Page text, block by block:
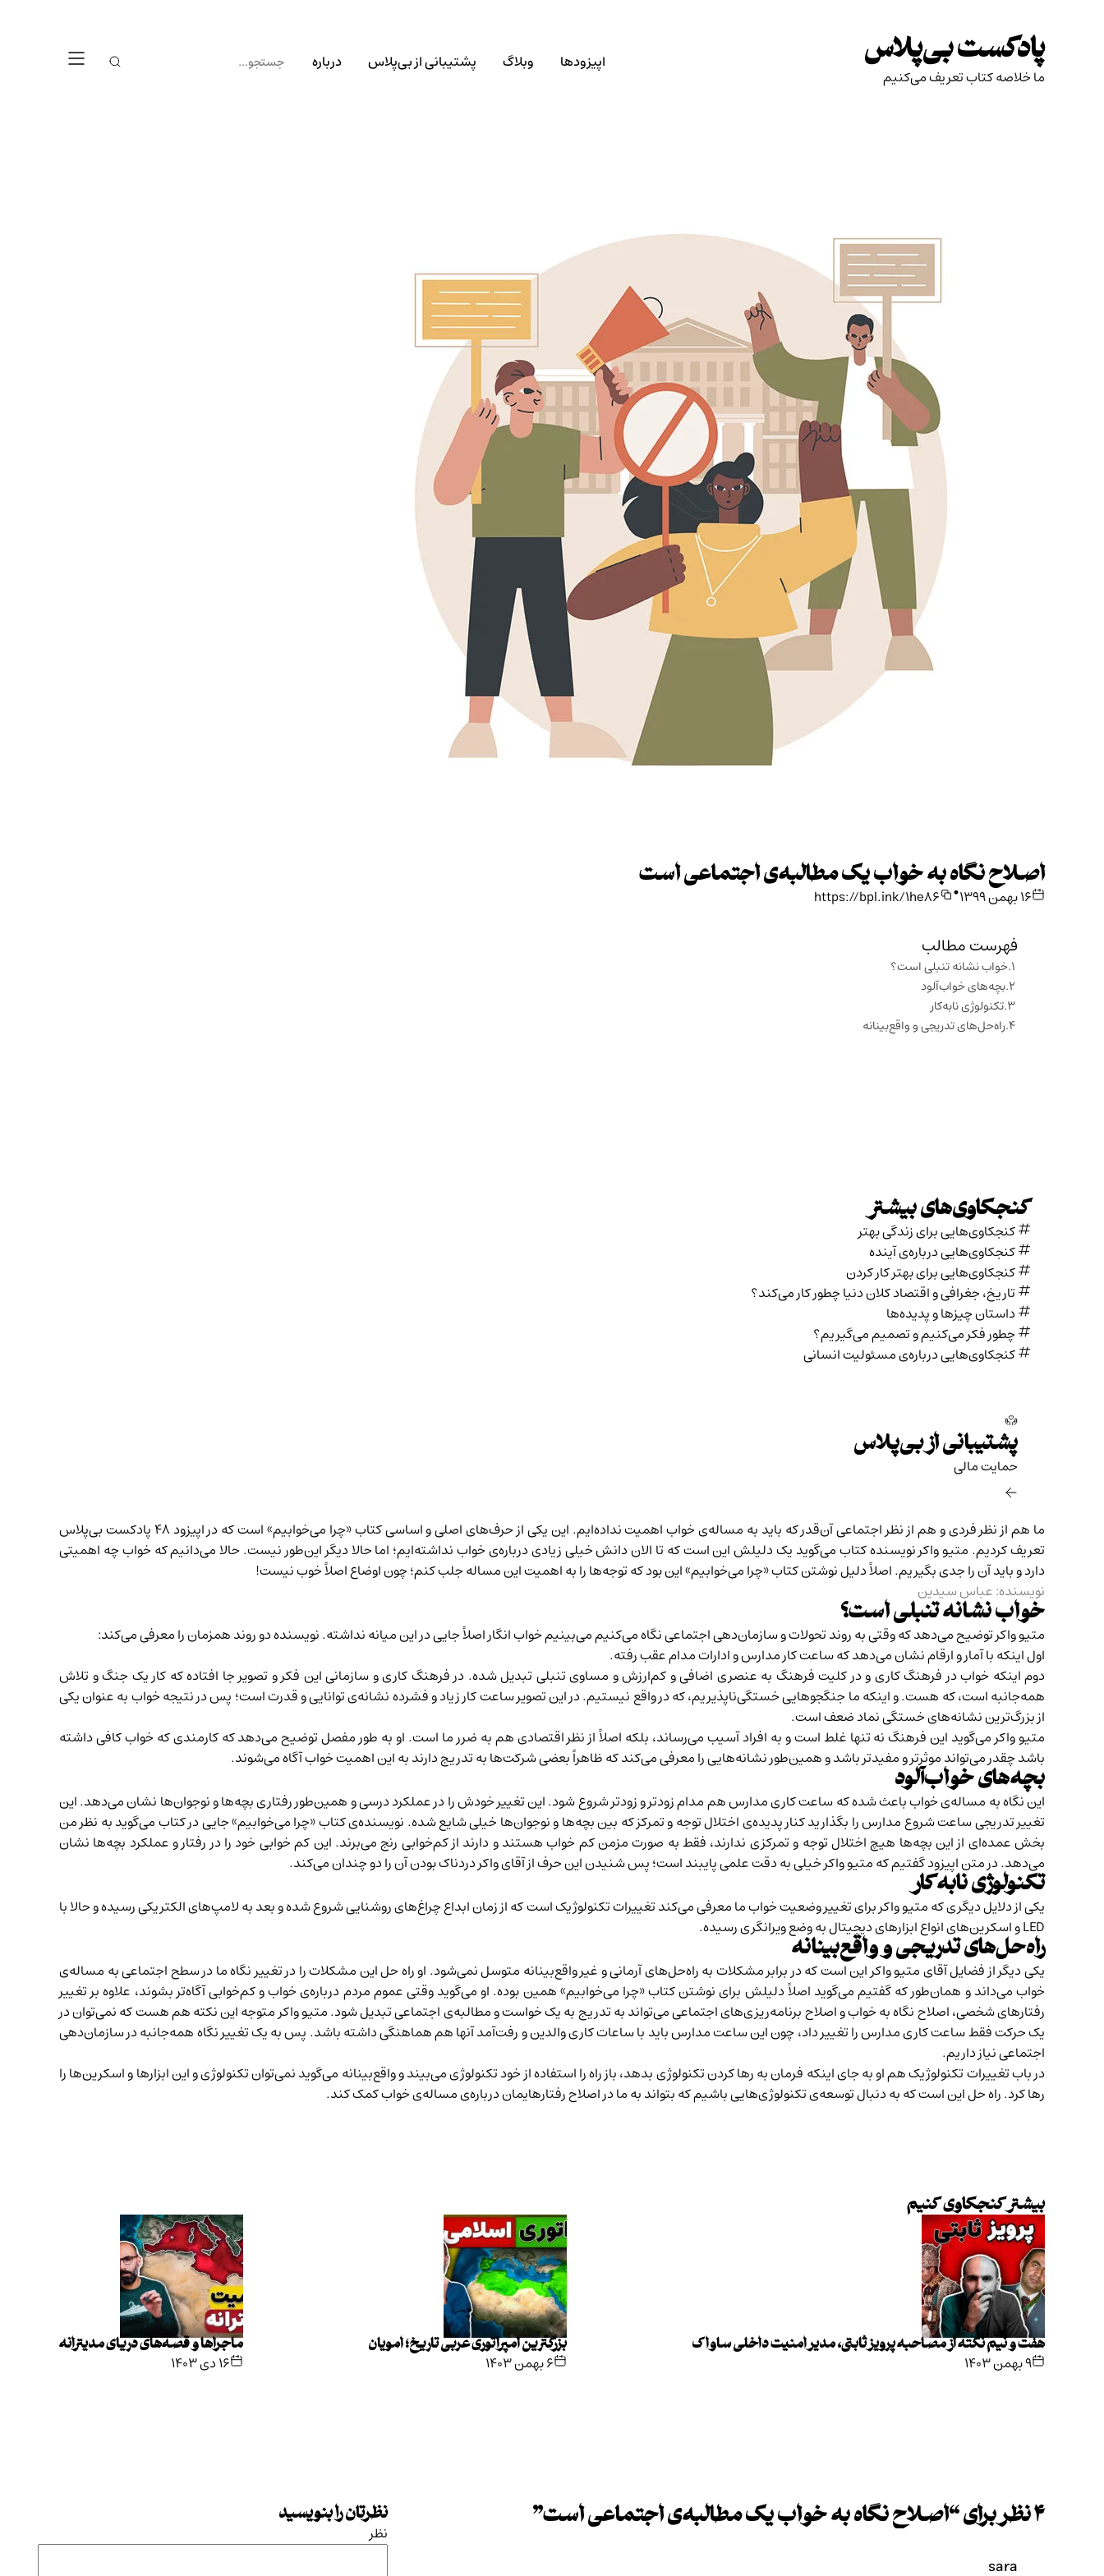
to
content
پادکست بی‌پلاس
ما خلاصه کتاب تعریف می‌کنیم
اپیزودها وبلاگ پشتیبانی از بی‌پلاس درباره
اصلاح نگاه به خواب یک مطالبه‌ی اجتماعی است
۱۶ بهمن ۱۳۹۹ •
https://bpl.ink/1he86
فهرست مطالب
خواب نشانه تنبلی است؟
بچه‌های خواب‌آلود
تکنولوژی نابه‌کار
راه‌حل‌های تدریجی و واقع‌بینانه
کنجکاوی‌های بیشتر
کنجکاوی‌هایی برای زندگی بهتر
کنجکاوی‌هایی درباره‌ی آينده
کنجکاوی‌هایی برای بهتر کار کردن
تاریخ،‌ جغرافی و اقتصاد کلان دنیا چطور کار می‌کند؟
داستان چیزها و پدیده‌ها
چطور فکر می‌کنیم و تصمیم می‌گیریم؟
کنجکاوی‌هایی درباره‌ی مسئولیت انسانی
پشتیبانی از بی‌پلاس
حمایت مالی‌
ما هم از نظر فردی و هم از نظر اجتماعی آن‌قدر که باید به مساله‌ی خواب اهمیت نداده‌ایم. این یکی از حرف‌های اصلی و اساسی کتاب «چرا می‌خوابیم» است که دراپیزود ۴۸
پادکست بی‌پلاس
تعریف کردیم. متیو واکر نویسنده کتاب می‌گوید یک دلیلش این است که تا الان دانش خیلی زیادی درباره‌ی خواب نداشته‌ایم؛ اما حالا دیگر این‌طور نیست. حالا می‌دانیم که خواب چه اهمیتی
دارد و باید آن را جدی بگیریم. اصلاً دلیل نوشتن کتاب «چرا می‌خوابیم» این بود که توجه‌ها را به اهمیت این مساله جلب کنم؛ چون اوضاع اصلاً خوب نیست!
نویسنده: عباس سیدین
خواب نشانه تنبلی است؟
متیو واکر توضیح می‌دهد که وقتی به روند تحولات و سازمان‌دهی اجتماعی نگاه می‌کنیم می‌بینیم خواب انگار اصلاً جایی در این میانه نداشته. نویسنده دو روند همزمان را معرفی می‌کند:
اول اینکه با آمار و ارقام نشان می‌دهد که ساعت کار مدارس و ادارات مدام عقب رفته.
دوم اینکه خواب در فرهنگ کاری و در کلیت فرهنگ به عنصری اضافی و کم‌ارزش و مساوی تنبلی تبدیل شده. در فرهنگ کاری و سازمانی این فکر و تصویر جا افتاده که کار یک جنگ و تلاش
همه‌جانبه است، که هست. و اینکه ما جنگجوهایی خستگی‌ناپذیریم، که در واقع نیستیم. در این تصویر ساعت کار زیاد و فشرده نشانه‌ی توانایی و قدرت است؛ پس در نتیجه خواب به عنوان یکی
از بزرگ‌ترین نشانه‌های خستگی نماد ضعف است.
متیو واکر می‌گوید این فرهنگ نه تنها غلط است و به افراد آسیب می‌رساند، بلکه اصلاً از نظر اقتصادی هم به ضرر ما است. او به طور مفصل توضیح می‌دهد که کارمندی که خواب کافی داشته
باشد چقدر می‌تواند موثرتر و مفیدتر باشد و همین‌طور نشانه‌هایی را معرفی می‌کند که ظاهراً بعضی شرکت‌ها به تدریج دارند به این اهمیت خواب آگاه می‌شوند.
بچه‌های خواب‌آلود
این نگاه به مساله‌ی خواب باعث شده که ساعت کاری مدارس هم مدام زودتر و زودتر شروع شود. این تغییر خودش را در عملکرد درسی و همین‌طور رفتاری بچه‌ها و نوجوان‌ها نشان می‌دهد. این
تغییر تدریجی ساعت شروع مدارس را بگذارید کنار پدیده‌ی اختلال توجه و تمرکز که بین بچه‌ها و نوجوان‌ها خیلی شایع شده. نویسنده‌ی کتاب «چرا می‌خوابیم» جایی در کتاب می‌گوید به نظر من
بخش عمده‌ای از این بچه‌ها هیچ اختلال توجه و تمرکزی ندارند، فقط به صورت مزمن کم خواب هستند و دارند از کم‌خوابی رنج می‌برند. این کم خوابی خود را در رفتار و عملکرد بچه‌ها نشان
می‌دهد. در متن اپیزود گفتیم که متیو واکر خیلی به دقت علمی پایبند است؛ پس شنیدن این حرف از آقای واکر دردناک بودن آن را دو چندان می‌کند.
تکنولوژی نابه‌کار
یکی از دلایل دیگری که متیو واکر برای تغییر وضعیت خواب ما معرفی می‌کند تغییرات تکنولوژیک است که از زمان ابداع چراغ‌های روشنایی شروع شده و بعد به لامپ‌های الکتریکی رسیده و حالا با
LED و اسکرین‌های انواع ابزارهای دیجیتال به وضع ویرانگری رسیده.
راه‌حل‌های تدریجی و واقع‌بینانه
یکی دیگر از فضایل آقای متیو واکر این است که در برابر مشکلات به راه‌حل‌های آرمانی و غیر واقع‌بینانه متوسل نمی‌شود. او راه حل این مشکلات را در تغییر نگاه ما در سطح اجتماعی به مساله‌ی
خواب می‌داند و همان‌طور که گفتیم می‌گوید اصلاً دلیلش برای نوشتن کتاب «چرا می‌خوابیم» همین بوده. او می‌گوید وقتی عموم مردم درباره‌ی خواب و کم‌خوابی آگاه‌تر بشوند، علاوه بر تغییر
رفتارهای شخصی، اصلاح نگاه به خواب و اصلاح برنامه‌ریزی‌های اجتماعی می‌تواند به تدریج به یک خواست و مطالبه‌ی اجتماعی تبدیل شود. متیو واکر متوجه این نکته هم هست که نمی‌توان در
یک حرکت فقط ساعت کاری مدارس را تغییر داد، چون این ساعت مدارس باید با ساعات کاری والدین و رفت‌آمد آنها هم هماهنگی داشته باشد. پس به یک تغییر نگاه همه‌جانبه در سازمان‌دهی
اجتماعی نیاز داریم.
در باب تغییرات تکنولوژیک هم او به جای اینکه فرمان به رها کردن تکنولوژی بدهد، باز راه را استفاده از خود تکنولوژی می‌بیند و واقع‌بینانه می‌گوید نمی‌توان تکنولوژی و این ابزارها و اسکرین‌ها را
رها کرد. راه حل این است که به دنبال توسعه‌ی تکنولوژی‌هایی باشیم که بتواند به ما در اصلاح رفتارهایمان درباره‌ی مساله‌ی خواب کمک کند.
بیشتر کنجکاوی کنیم
هفت و نیم نکته از مصاحبه پرویز ثابتی، مدیر امنیت داخلی ساواک
۹ بهمن ۱۴۰۳
بزرگترین امپراتوری عربی تاریخ؛ امویان
۶ بهمن ۱۴۰۳
ماجراها و قصه‌های دریای مدیترانه
۱۶ دی ۱۴۰۳
۴ نظر برای “ اصلاح نگاه به خواب یک مطالبه‌ی اجتماعی است”
sara
نظرتان را بنویسید
نظر